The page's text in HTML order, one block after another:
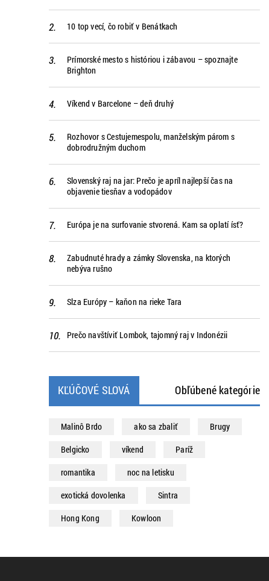
10 top vecí, čo robiť v Benátkach
Prímorské mesto s históriou i zábavou – spoznajte
Brighton
Víkend v Barcelone – deň druhý
Rozhovor s Cestujemespolu, manželským párom s
dobrodružným duchom
Slovenský raj na jar: Prečo je apríl najlepší čas na
objavenie tiesňav a vodopádov
Európa je na surfovanie stvorená. Kam sa oplatí ísť?
Zabudnuté hrady a zámky Slovenska, na ktorých
nebýva rušno
Slza Európy – kaňon na rieke Tara
Prečo navštíviť Lombok, tajomný raj v Indonézii
KĽÚČOVÉ SLOVÁ Obľúbené kategórie
Malinô Brdo ako sa zbaliť
Brugy
Belgicko
víkend
Paríž
romantika
noc na letisku
exotická dovolenka
Sintra
Hong Kong
Kowloon